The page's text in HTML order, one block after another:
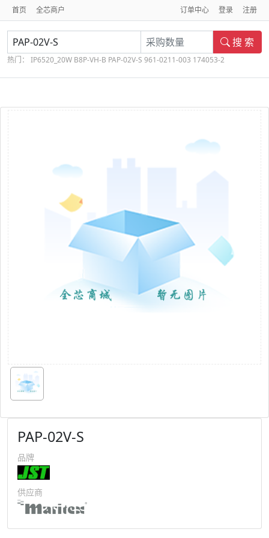
首页 全芯商户 订单中心 登录 注册
搜 索
热门： IP6520_20W B8P-VH-B PAP-02V-S 961-0211-003 174053-2
PAP-02V-S
品牌
供应商